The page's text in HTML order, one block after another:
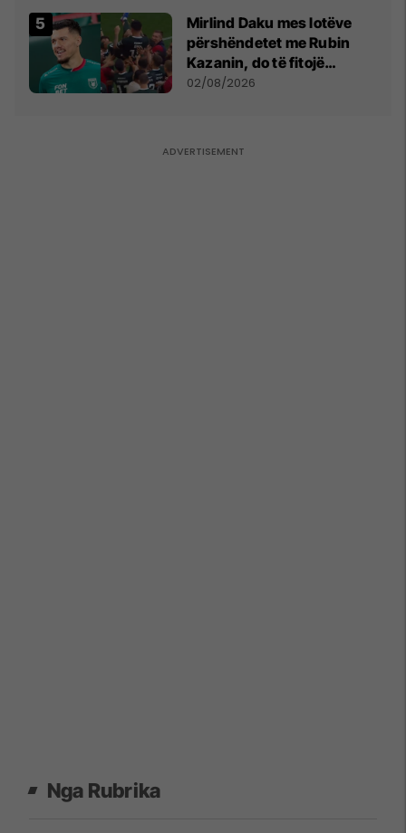
Mirlind Daku mes lotëve
përshëndetet me Rubin
Kazanin, do të fitojë
miliona te Spartak Moska
02/08/2026
Nga Rubrika